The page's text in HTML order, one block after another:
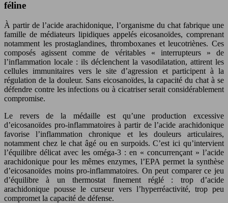
féline
À partir de l’acide arachidonique, l’organisme du chat fabrique une
famille de médiateurs lipidiques appelés eicosanoïdes, comprenant
notamment les prostaglandines, thromboxanes et leucotriènes. Ces
composés agissent comme de véritables « interrupteurs » de
l’inflammation locale : ils déclenchent la vasodilatation, attirent les
cellules immunitaires vers le site d’agression et participent à la
régulation de la douleur. Sans eicosanoïdes, la capacité du chat à se
défendre contre les infections ou à cicatriser serait considérablement
compromise.
Le revers de la médaille est qu’une production excessive
d’eicosanoïdes pro-inflammatoires à partir de l’acide arachidonique
favorise l’inflammation chronique et les douleurs articulaires,
notamment chez le chat âgé ou en surpoids. C’est ici qu’intervient
l’équilibre délicat avec les oméga-3 : en « concurrençant » l’acide
arachidonique pour les mêmes enzymes, l’EPA permet la synthèse
d’eicosanoïdes moins pro-inflammatoires. On peut comparer ce jeu
d’équilibre à un thermostat finement réglé : trop d’acide
arachidonique pousse le curseur vers l’hyperréactivité, trop peu
compromet la capacité de défense.